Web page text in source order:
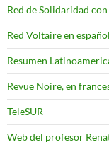
Red de Solidaridad
Red Voltaire en español
Resumen
Revue Noire, en
TeleSUR
Web del profesor